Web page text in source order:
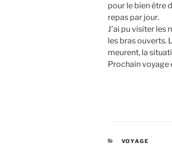
pour le bien être
repas par jour.
J’ai pu visiter les
les bras ouverts.
meurent, la
Prochain voyage
CATÉGORIES
VOYAGE